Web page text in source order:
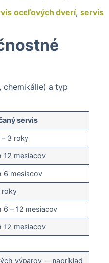
oceľových dverí, servis
chemikálie) a typ
servis
– 3 roky
12 mesiacov
6 mesiacov
roky
6 – 12 mesiacov
12 mesiacov
výparov — napríklad